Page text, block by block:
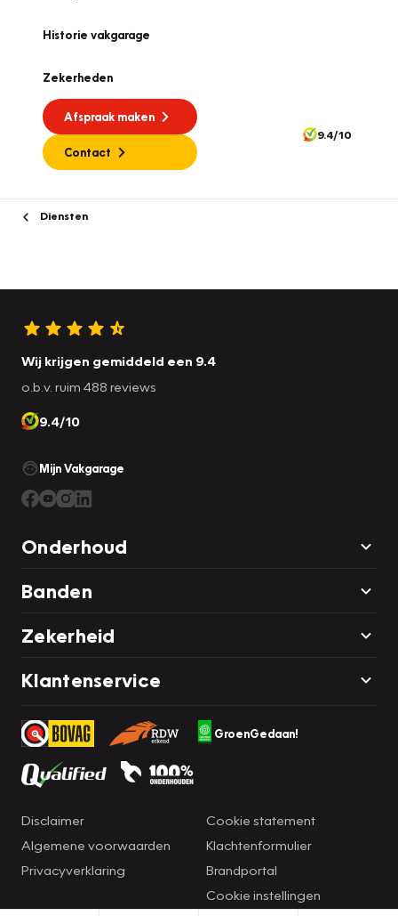
Historie vakgarage
Zekerheden
Afspraak maken
Contact
9.4/10
Diensten
Wij krijgen gemiddeld een 9.4
o.b.v. ruim 488 reviews
9.4/10
Mijn Vakgarage
Onderhoud
Banden
Zekerheid
Klantenservice
GroenGedaan!
Disclaimer
Algemene voorwaarden
Privacyverklaring
Cookie statement
Klachtenformulier
Brandportal
Cookie instellingen